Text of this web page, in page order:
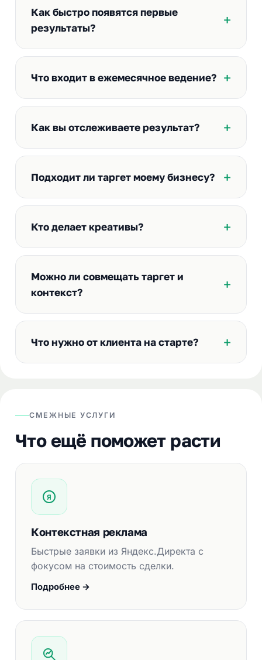
Как быстро появятся первые
результаты?
Что входит в ежемесячное ведение?
Как вы отслеживаете результат?
Подходит ли таргет моему бизнесу?
Кто делает креативы?
Можно ли совмещать таргет и
контекст?
Что нужно от клиента на старте?
СМЕЖНЫЕ УСЛУГИ
Что ещё поможет расти
Я
Контекстная реклама
Быстрые заявки из Яндекс.Директа с
фокусом на стоимость сделки.
Подробнее →